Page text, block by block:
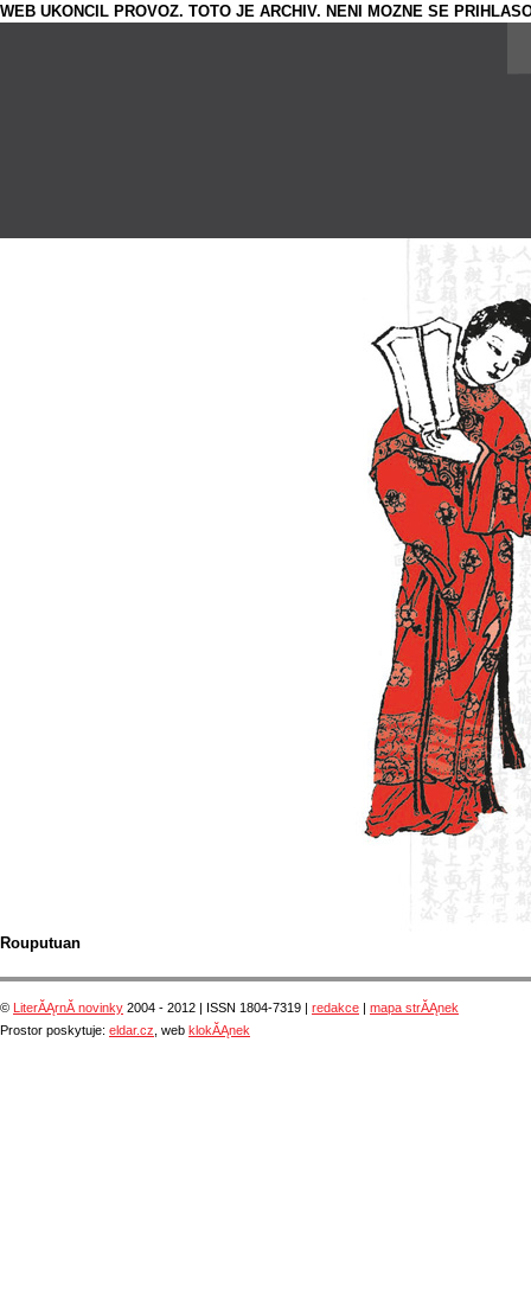
WEB UKONCIL PROVOZ. TOTO JE ARCHIV. NENI MOZNE SE
Rouputuan
© LiterĂĄrnĂ­ novinky 2004 - 2012 | ISSN 1804-7319 | redakce
mapa strĂĄnek
Prostor poskytuje: eldar.cz , web klokĂĄnek